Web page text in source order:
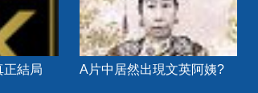
正結局 A片中居然出現文英阿姨?